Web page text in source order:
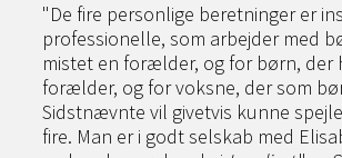
"De fire personlige beretninger er
professionelle, som arbejder med
mistet en forælder, og for børn, der
forælder, og for voksne, der som
Sidstnævnte vil givetvis kunne
fire. Man er i godt selskab med